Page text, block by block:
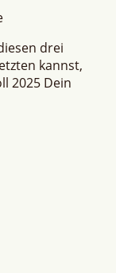
drei
kannst,
2025 Dein